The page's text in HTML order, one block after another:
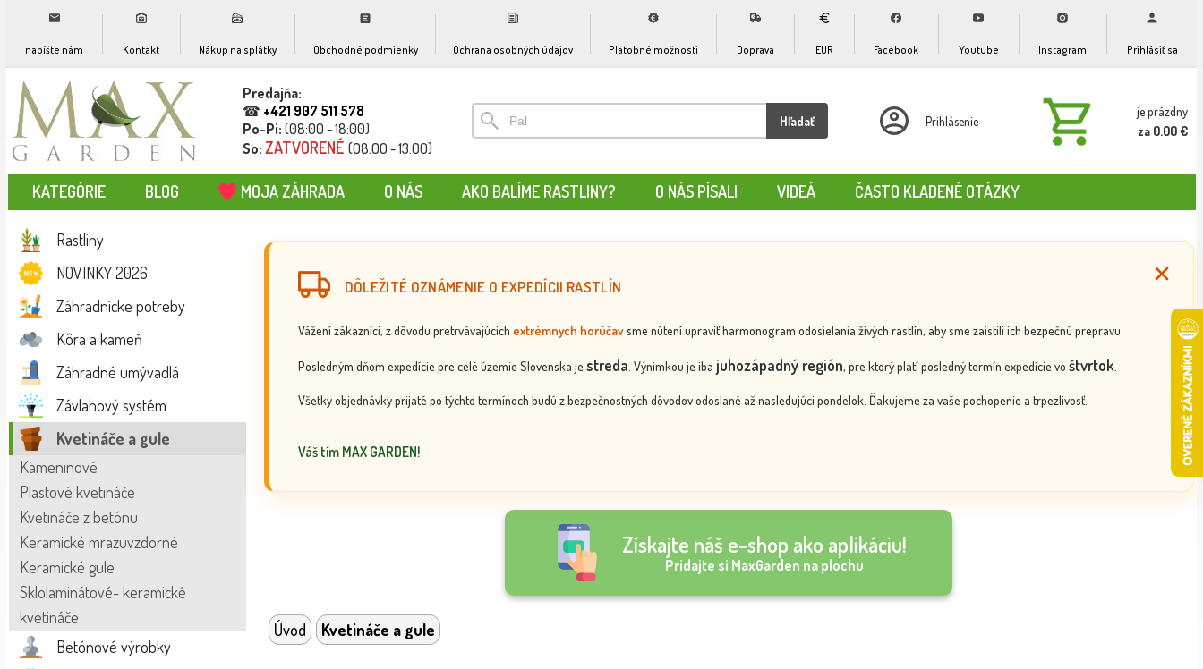
napíšte nám Kontakt Nákup na splátky Obchodné podmienky Ochrana osobných údajov Platobné možnosti Doprava EUR Facebook Youtube Instagram Prihlásiť sa
Predajňa:
☎ +421 907 511 578
Po-Pi: (08:00 - 18:00)
So: ZATVORENÉ (08:00 - 13:00)
Hľadať Prihlásenie
je prázdny
za 0.00 €
KATEGÓRIE BLOG MOJA ZÁHRADA O NÁS AKO BALÍME RASTLINY? O NÁS PÍSALI VIDEÁ ČASTO KLADENÉ OTÁZKY
Rastliny
NOVINKY 2026
Záhradnícke potreby
Kôra a kameň
Záhradné umývadlá
Závlahový systém
Kvetináče a gule
Kameninové
Plastové kvetináče
Kvetináče z betónu
Keramické mrazuvzdorné
Keramické gule
Sklolaminátové- keramické
kvetináče
Betónové výrobky
DÔLEŽITÉ OZNÁMENIE O EXPEDÍCII RASTLÍN
Vážení zákazníci, z dôvodu pretrvávajúcich extrémnych horúčavsme nútení upraviť harmonogram odosielania živých rastlín, aby sme zaistili ich bezpečnú prepravu.
Posledným dňom expedície pre celé územie Slovenska je streda . Výnimkou je iba juhozápadný región, pre ktorý platí posledný termín expedície vo štvrtok.
Všetky objednávky prijaté po týchto termínoch budú z bezpečnostných dôvodov odoslané až nasledujúci pondelok. Ďakujeme za vaše pochopenie a trpezlivosť.
Váš tím MAX GARDEN!
Získajte náš e-shop ako aplikáciu!
Pridajte si MaxGarden na plochu
Úvod Kvetináče a gule